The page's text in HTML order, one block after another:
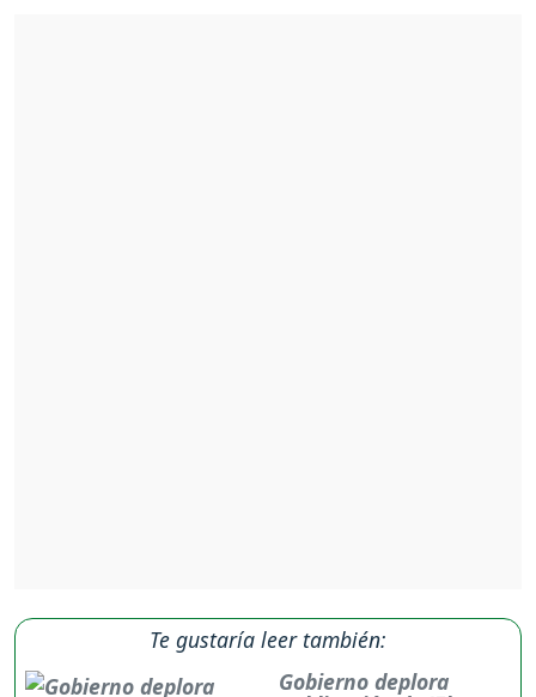
Te gustaría leer también:
Gobierno deplora